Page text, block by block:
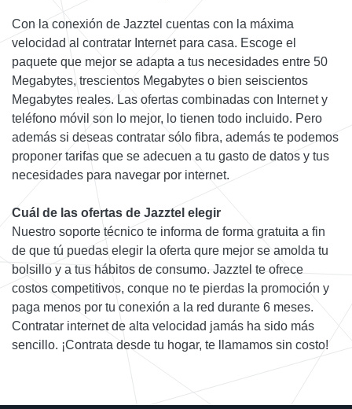
Con la conexión de Jazztel cuentas con la máxima
velocidad al contratar Internet para casa. Escoge el
paquete que mejor se adapta a tus necesidades entre 50
Megabytes, trescientos Megabytes o bien seiscientos
Megabytes reales. Las ofertas combinadas con Internet y
teléfono móvil son lo mejor, lo tienen todo incluido. Pero
además si deseas contratar sólo fibra, además te podemos
proponer tarifas que se adecuen a tu gasto de datos y tus
necesidades para navegar por internet.
Cuál de las ofertas de Jazztel elegir
Nuestro soporte técnico te informa de forma gratuita a fin
de que tú puedas elegir la oferta qure mejor se amolda tu
bolsillo y a tus hábitos de consumo. Jazztel te ofrece
costos competitivos, conque no te pierdas la promoción y
paga menos por tu conexión a la red durante 6 meses.
Contratar internet de alta velocidad jamás ha sido más
sencillo. ¡Contrata desde tu hogar, te llamamos sin costo!